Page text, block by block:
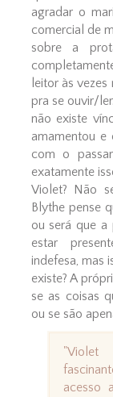
agradar o
comercial de
sobre a
leitor às
pra se ouvir/
não existe
amamentou e
com o
exatamente
Violet? Não
Blythe pense
ou será que
estar
indefesa, mas
existe? A
se as coisas
ou se são
"Violet
acesso